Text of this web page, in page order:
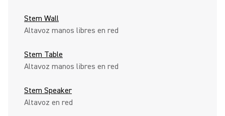
Stem Wall
Altavoz manos libres en red
Stem Table
Altavoz manos libres en red
Stem Speaker
Altavoz en red